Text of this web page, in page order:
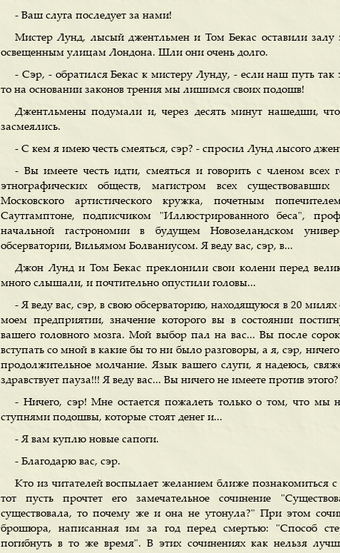
- Ваш слуга последует за нами!
Мистер Лунд, лысый джентльмен и Том Бекас оставили залу
освещенным улицам Лондона. Шли они очень долго.
- Сэр, - обратился Бекас к мистеру Лунду, - если наш путь
то на основании законов трения мы лишимся своих подошв!
Джентльмены подумали и, через десять минут нашедши,
засмеялись.
- С кем я имею честь смеяться, сэр? - спросил Лунд лысого
- Вы имеете честь идти, смеяться и говорить с членом всех
этнографических обществ, магистром всех
Московского артистического кружка, почетным
Саутгамптоне, подписчиком "Иллюстрированного беса",
начальной гастрономии в будущем Новозеландском
обсерватории, Вильямом Болваниусом. Я веду вас, сэр, в...
Джон Лунд и Том Бекас преклонили свои колени перед
много слышали, и почтительно опустили головы...
- Я веду вас, сэр, в свою обсерваторию, находящуюся в 20
моем предприятии, значение которого вы в состоянии
вашего головного мозга. Мой выбор пал на вас... Вы после
вступать со мной в какие бы то ни было разговоры, а я, сэр,
продолжительное молчание. Язык вашего слуги, я надеюсь,
здравствует пауза!!! Я веду вас... Вы ничего не имеете против этого?
- Ничего, сэр! Мне остается пожалеть только о том, что
ступнями подошвы, которые стоят денег и...
- Я вам куплю новые сапоги.
- Благодарю вас, сэр.
Кто из читателей воспылает желанием ближе познакомиться
тот пусть прочтет его замечательное сочинение
существовала, то почему же и она не утонула?" При этом
брошюра, написанная им за год перед смертью: "Способ
погибнуть в то же время". В этих сочинениях как нельзя